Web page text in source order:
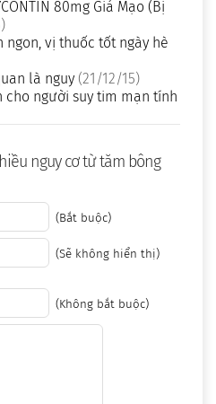
80mg Giả Mạo (Bị
ngon, vị thuốc tốt ngày hè
là nguy (21/12/15)
cho người suy tim mạn tính
nguy cơ từ tăm bông
(Bắt buộc)
(Sẽ không hiển thị)
(Không bắt buộc)